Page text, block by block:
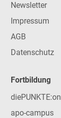
Newsletter
Impressum
AGB
Datenschutz
Fortbildung
diePUNKTE:on
apo-campus